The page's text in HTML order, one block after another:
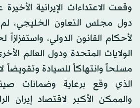
وقعت الاعتداءات الإيرانية
دول مجلس التعاون الخليجي،
لأحكام القانون الدولي،
الولايات المتحدة ودول العالم
مسلحاً وانتهاكاً للسيادة وتقويضاً
الذي وقع برعاية وضمانات
والممكن الأكبر لاقتصاد إيران